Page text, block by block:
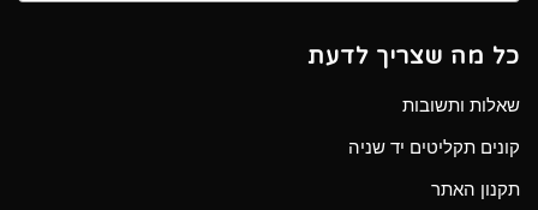
כל מה שצריך לדעת
שאלות ותשובות
קונים תקליטים יד שניה
תקנון האתר